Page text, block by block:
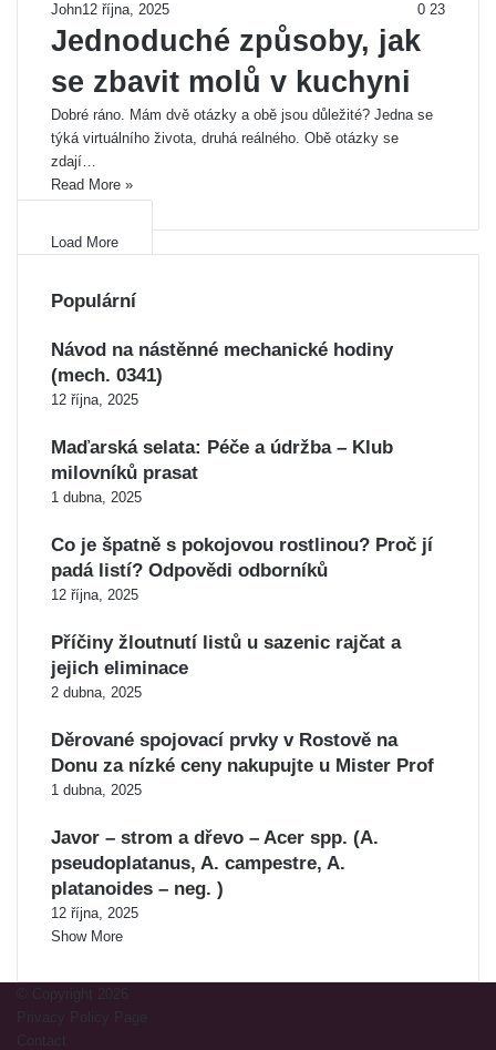
John12 října, 2025 0 23
Jednoduché způsoby, jak
se zbavit molů v kuchyni
Dobré ráno. Mám dvě otázky a obě jsou důležité? Jedna se
týká virtuálního života, druhá reálného. Obě otázky se
zdají…
Read More »
Load More
Populární
Návod na nástěnné mechanické hodiny
(mech. 0341)
12 října, 2025
Maďarská selata: Péče a údržba – Klub
milovníků prasat
1 dubna, 2025
Co je špatně s pokojovou rostlinou? Proč jí
padá listí? Odpovědi odborníků
12 října, 2025
Příčiny žloutnutí listů u sazenic rajčat a
jejich eliminace
2 dubna, 2025
Děrované spojovací prvky v Rostově na
Donu za nízké ceny nakupujte u Mister Prof
1 dubna, 2025
Javor – strom a dřevo – Acer spp. (A.
pseudoplatanus, A. campestre, A.
platanoides – neg. )
12 října, 2025
Show More